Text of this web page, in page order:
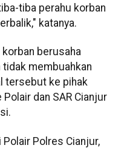
tiba perahu korban
katanya.
berusaha
membuahkan
tersebut ke pihak
dan SAR Cianjur
Polres Cianjur,